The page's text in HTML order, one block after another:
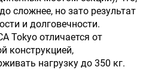
сложнее, но зато результат
и долговечности.
Tokyo отличается от
конструкцией,
нагрузку до 350 кг.